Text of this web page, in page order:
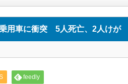
用車に衝突 5人死亡、2人けが
feedly